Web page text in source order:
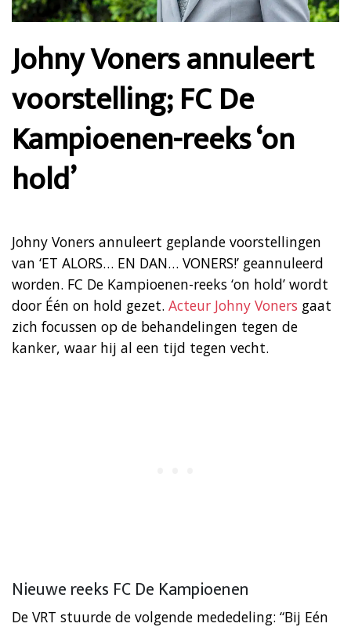
Johny Voners annuleert
voorstelling; FC De
Kampioenen-reeks ‘on
hold’
Johny Voners annuleert geplande voorstellingen
van ‘ET ALORS… EN DAN… VONERS!’ geannuleerd
worden. FC De Kampioenen-reeks ‘on hold’ wordt
door Één on hold gezet. Acteur Johny Voners gaat
zich focussen op de behandelingen tegen de
kanker, waar hij al een tijd tegen vecht.
Nieuwe reeks FC De Kampioenen
De VRT stuurde de volgende mededeling: “Bij Eén